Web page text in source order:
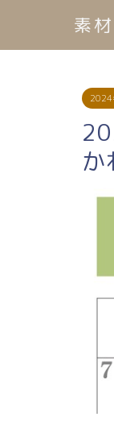
素
2024
か